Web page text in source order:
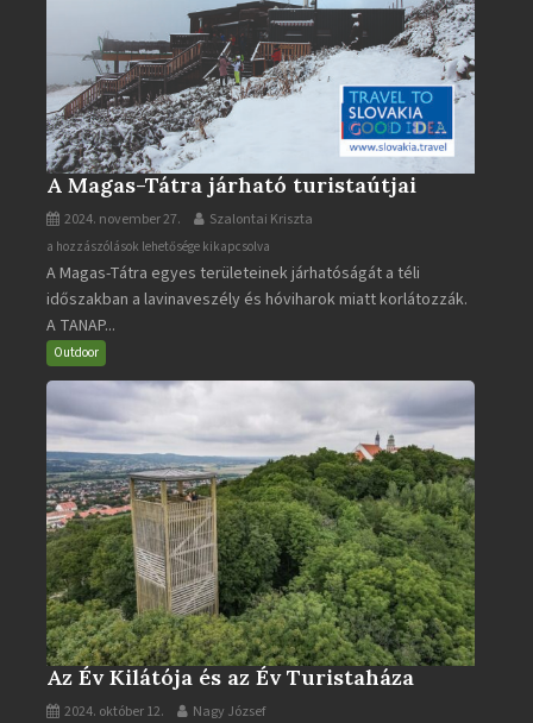
A Magas-Tátra járható turistaútjai
2024. november 27. Szalontai Kriszta
A
Magas-
Tátra
járható
turistaútjai
bejegyzéshez
a hozzászólások lehetősége kikapcsolva
A Magas-Tátra egyes területeinek járhatóságát a téli
időszakban a lavinaveszély és hóviharok miatt korlátozzák.
A TANAP...
Outdoor
Az Év Kilátója és az Év Turistaháza
2024. október 12. Nagy József